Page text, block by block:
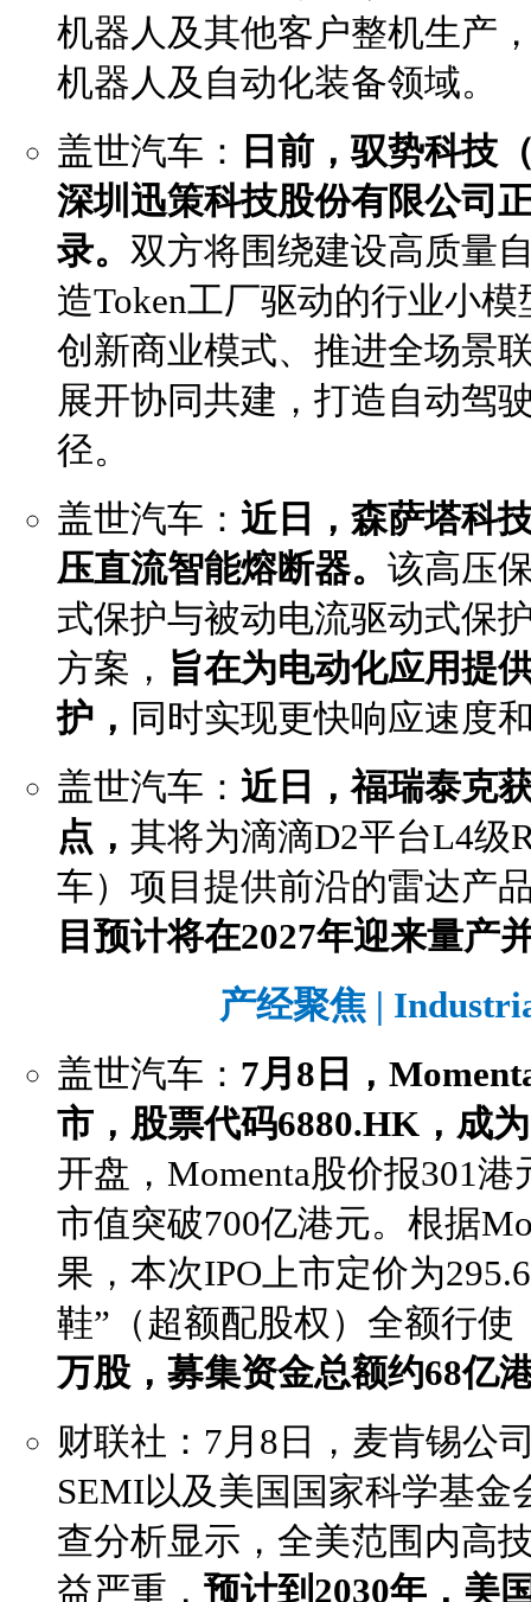
机器人及其他客户整机生产
机器人及自动化装备领域。
盖世汽车： 日前，驭势科技
深圳迅策科技股份有限公司
录。 双方将围绕建设高质量
造Token工厂驱动的行业小
创新商业模式、推进全场景
展开协同共建，打造自动驾
径。
盖世汽车： 近日，森萨塔科
压直流智能熔断器。 该高压
式保护与被动电流驱动式保
方案， 旨在为电动化应用提
护， 同时实现更快响应速度
盖世汽车： 近日，福瑞泰克
点， 其将为滴滴D2平台L4级
车）项目提供前沿的雷达产
目预计将在2027年迎来量产
产经聚焦 |
盖世汽车： 7月8日，
市，股票代码6880.HK，成
开盘，Momenta股价报301
市值突破700亿港元。根据
果，本次IPO上市定价为
鞋”（超额配股权）全额行使
万股，募集资金总额约68亿
财联社：7月8日，麦肯锡公
SEMI以及美国国家科学基
查分析显示，全美范围内高
益严重， 预计到2030年，美